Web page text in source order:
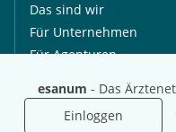
esanum - Das
Einloggen
Das sind wir
Für Unternehmen
Für Agenturen
Presse
Karriere